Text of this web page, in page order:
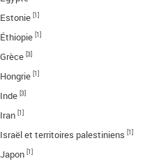
Estonie [1]
Éthiopie [1]
Grèce [3]
Hongrie [1]
Inde [3]
Iran [1]
Israël et territoires palestiniens [1]
Japon [1]